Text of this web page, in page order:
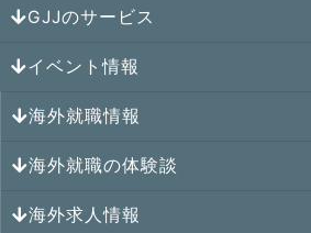
GJJのサービス
海外就職カウンセリング
はじめての海外就職セミナー
キャリアパスポートAI
GJJキャリア伴走プログラム
イベント情報
参加受付中のイベント
過去のイベント一覧
海外就職情報
アメリカの就職情報
カナダの就職情報
海外就職の体験談
海外就職その後の体験談
海外求人情報